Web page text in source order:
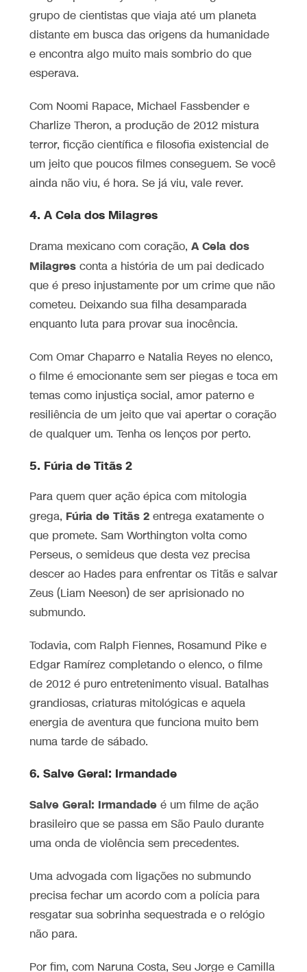
grupo de cientistas que viaja até um planeta
distante em busca das origens da humanidade
e encontra algo muito mais sombrio do que
esperava.
Com Noomi Rapace, Michael Fassbender e
Charlize Theron, a produção de 2012 mistura
terror, ficção científica e filosofia existencial de
um jeito que poucos filmes conseguem. Se você
ainda não viu, é hora. Se já viu, vale rever.
4. A Cela dos Milagres
Drama mexicano com coração, A Cela dos
Milagresconta a história de um pai dedicado
que é preso injustamente por um crime que não
cometeu. Deixando sua filha desamparada
enquanto luta para provar sua inocência.
Com Omar Chaparro e Natalia Reyes no elenco,
o filme é emocionante sem ser piegas e toca em
temas como injustiça social, amor paterno e
resiliência de um jeito que vai apertar o coração
de qualquer um. Tenha os lenços por perto.
5. Fúria de Titãs 2
Para quem quer ação épica com mitologia
grega, Fúria de Titãs 2entrega exatamente o
que promete. Sam Worthington volta como
Perseus, o semideus que desta vez precisa
descer ao Hades para enfrentar os Titãs e salvar
Zeus (Liam Neeson) de ser aprisionado no
submundo.
Todavia, com Ralph Fiennes, Rosamund Pike e
Edgar Ramírez completando o elenco, o filme
de 2012 é puro entretenimento visual. Batalhas
grandiosas, criaturas mitológicas e aquela
energia de aventura que funciona muito bem
numa tarde de sábado.
6. Salve Geral: Irmandade
Salve Geral: Irmandadeé um filme de ação
brasileiro que se passa em São Paulo durante
uma onda de violência sem precedentes.
Uma advogada com ligações no submundo
precisa fechar um acordo com a polícia para
resgatar sua sobrinha sequestrada e o relógio
não para.
Por fim, com Naruna Costa, Seu Jorge e Camilla